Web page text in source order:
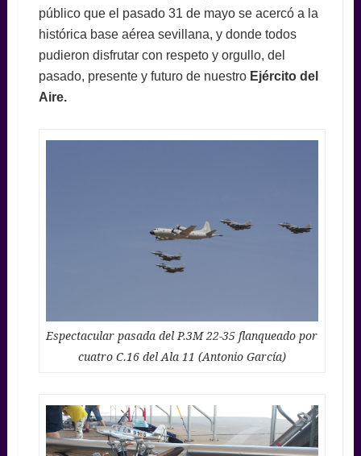
público que el pasado 31 de mayo se acercó a la
histórica base aérea sevillana, y donde todos
pudieron disfrutar con respeto y orgullo, del
pasado, presente y futuro de nuestro Ejército del
Aire.
Espectacular pasada del P.3M 22-35 flanqueado por
cuatro C.16 del Ala 11 (Antonio García)